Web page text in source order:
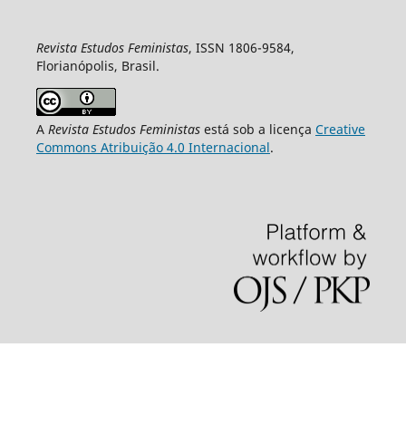
Revista Estudos Feministas, ISSN 1806-9584,
Florianópolis, Brasil.
A Revista Estudos Feministasestá sob a licença Creative
Commons Atribuição 4.0 Internacional.